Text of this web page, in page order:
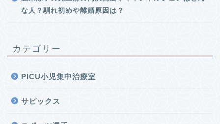
な人？馴れ初めや離婚原因は？
カテゴリー
PICU小児集中治療室
サピックス